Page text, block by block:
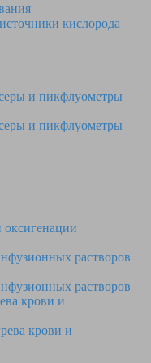
кислорода
и пикфлуометры
и пикфлуометры
растворов
растворов
крови и
крови и